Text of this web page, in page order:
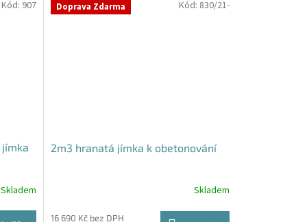
Skladem
Kód: 907 Doprava Zdarma
2m3 hranatá jímka k obetonování
Skladem
16 690 Kč bez DPH
Kód: 830/21-